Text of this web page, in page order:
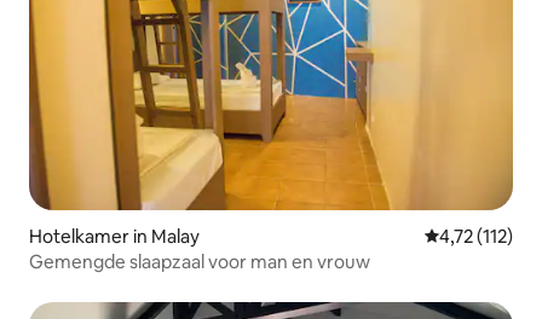
Hotelkamer in Malay Gemiddelde
4,72 (112)
Gemengde slaapzaal voor man en vrouw